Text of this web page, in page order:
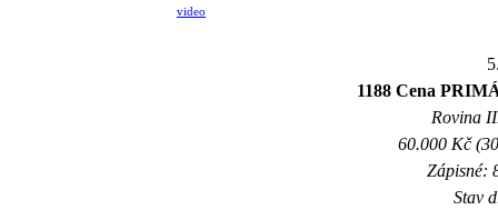
video
1188 Cena
Rovina
60.000 Kč
Zápisné:
Stav